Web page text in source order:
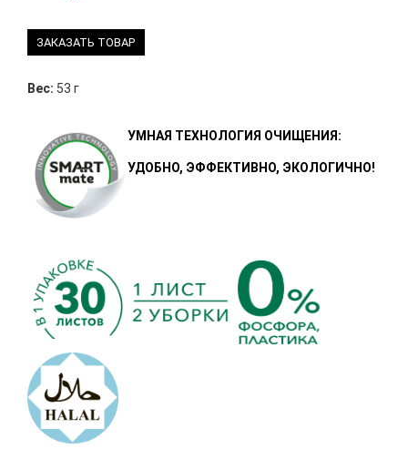
ЗАКАЗАТЬ ТОВАР
Вес: 53 г
УМНАЯ ТЕХНОЛОГИЯ ОЧИЩЕНИЯ:
УДОБНО, ЭФФЕКТИВНО, ЭКОЛОГИЧНО!